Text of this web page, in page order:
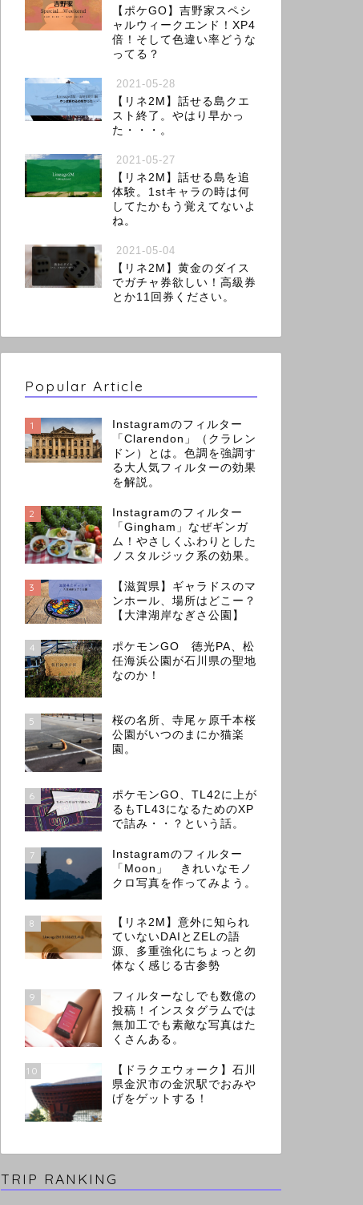
【ポケGO】吉野家スペシ
ャルウィークエンド！XP4
倍！そして色違い率どうな
ってる？
2021-05-28
【リネ2M】話せる島クエ
スト終了。やはり早かっ
た・・・。
2021-05-27
【リネ2M】話せる島を追
体験。1stキャラの時は何
してたかもう覚えてないよ
ね。
2021-05-04
【リネ2M】黄金のダイス
でガチャ券欲しい！高級券
とか11回券ください。
Popular Article
1
Instagramのフィルター
「Clarendon」（クラレン
ドン）とは。色調を強調す
る大人気フィルターの効果
を解説。
2
Instagramのフィルター
「Gingham」なぜギンガ
ム！やさしくふわりとした
ノスタルジック系の効果。
3
【滋賀県】ギャラドスのマ
ンホール、場所はどこー？
【大津湖岸なぎさ公園】
4
ポケモンGO 徳光PA、松
任海浜公園が石川県の聖地
なのか！
5
桜の名所、寺尾ヶ原千本桜
公園がいつのまにか猫楽
園。
6
ポケモンGO、TL42に上が
るもTL43になるためのXP
で詰み・・？という話。
7
Instagramのフィルター
「Moon」 きれいなモノ
クロ写真を作ってみよう。
8
【リネ2M】意外に知られ
ていないDAIとZELの語
源、多重強化にちょっと勿
体なく感じる古参勢
9
フィルターなしでも数億の
投稿！インスタグラムでは
無加工でも素敵な写真はた
くさんある。
10
【ドラクエウォーク】石川
県金沢市の金沢駅でおみや
げをゲットする！
TRIP RANKING